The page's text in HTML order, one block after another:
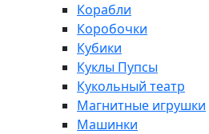
Корабли
Коробочки
Кубики
Куклы Пупсы
Кукольный театр
Магнитные игрушки
Машинки